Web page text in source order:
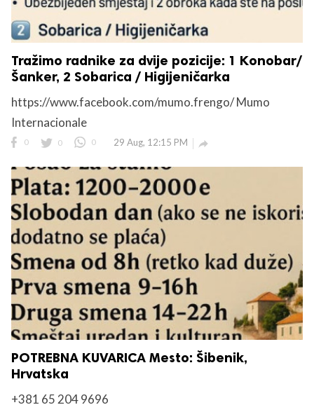
Tražimo radnike za dvije pozicije: 1 Konobar/
Šanker, 2 Sobarica / Higijeničarka
https://www.facebook.com/mumo.frengo/ Mumo
Internacionale
0 0 0 29 Aug, 12:15 PM 
POTREBNA KUVARICA Mesto: Šibenik,
Hrvatska
+381 65 204 9696